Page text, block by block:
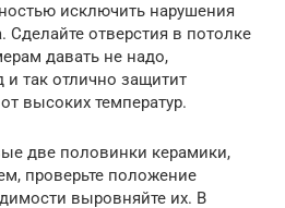
исключить нарушения
отверстия в потолке
давать не надо,
так отлично защитит
высоких температур.
две половинки керамики,
проверьте положение
выровняйте их. В